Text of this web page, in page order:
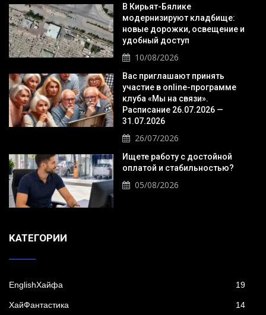
В Кирьят-Бялике
модернизируют кладбище:
новые дорожки, освещение и
удобный доступ
10/08/2026
Вас приглашают принять
участие в online-программе
клуба «Мы на связи».
Расписание 26.07.2026 —
31.07.2026
26/07/2026
Ищете работу с достойной
оплатой и стабильностью?
05/08/2026
KАТЕГОРИИ
EnglishХайфа 19
XайФантастика 14